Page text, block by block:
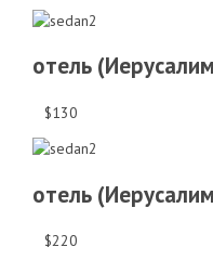
отель
$130
отель
$220